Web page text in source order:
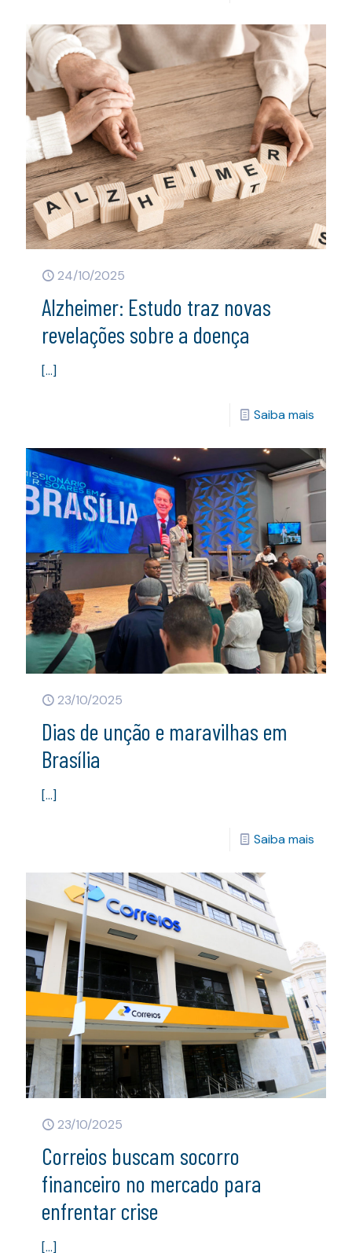
24/10/2025
Alzheimer: Estudo traz novas
revelações sobre a doença
[…]
Saiba mais
23/10/2025
Dias de unção e maravilhas em
Brasília
[…]
Saiba mais
23/10/2025
Correios buscam socorro
financeiro no mercado para
enfrentar crise
[…]